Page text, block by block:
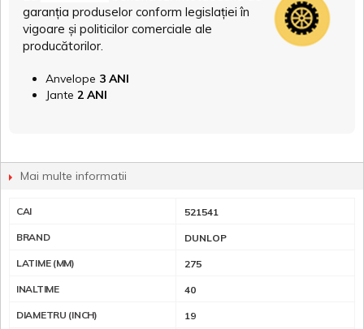
garanția produselor conform legislației în
vigoare și politicilor comerciale ale
producătorilor.
Anvelope 3 ANI
Jante 2 ANI
Mai multe informatii
CAI 521541
BRAND DUNLOP
LATIME (MM) 275
INALTIME 40
DIAMETRU (INCH) 19